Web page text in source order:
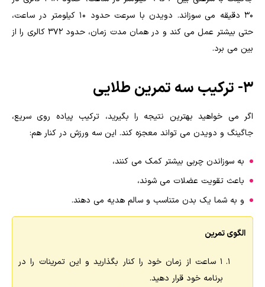
۳۰ دقیقه می سوزاند. دویدن با سرعت حدود ۱۰ کیلومتر در ساعت،
حتی بیشتر عمل می کند و در همان مدت زمان، حدود ۳۷۲ کالری را از
بین می برد.
۳- ترکیب سه تمرین طلایی
اگر می خواهید بهترین نتیجه را بگیرید، ترکیب پیاده روی سریع،
جاگینگ و دویدن می تواند معجزه کند. این سه ورزش در کنار هم:
به سوزاندن چربی بیشتر کمک می کنند،
باعث تقویت عضلات می شوند،
و به شما یک بدن متناسب و سالم هدیه می دهند.
الگوی تمرین
1 ساعت از زمان خود را کنار بگذارید و این تمرینات را در
برنامه خود قرار دهید.